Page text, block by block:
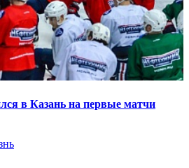
в Казань на первые матчи